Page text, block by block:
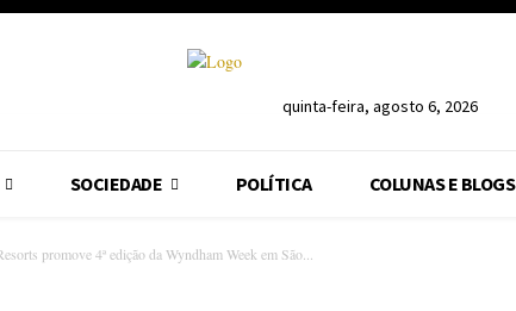
quinta-feira, agosto 6, 2026
SOCIEDADE POLÍTICA COLUNAS E BLOGS
promove 4ª edição da Wyndham Week em São...